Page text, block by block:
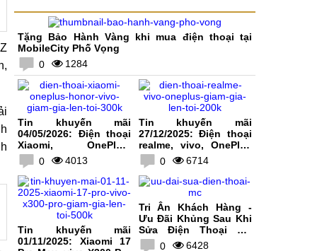
Tặng Bảo Hành Vàng khi mua điện thoại tại
MobileCity Phố Vọng
0
1284
Tin khuyến mãi
04/05/2026: Điện thoại
Xiaomi, OnePlus,
HONOR, vivo giảm giá
lên tới 300K
0 4013
Tin khuyến mãi
27/12/2025: Điện thoại
realme, vivo, OnePlus
giảm giá lên tới 200K
0 6714
Tin khuyến mãi
01/11/2025: Xiaomi 17
Tri Ân Khách Hàng -
Ưu Đãi Khủng Sau Khi
Sửa Điện Thoại Tại
MobileCity
0 6428